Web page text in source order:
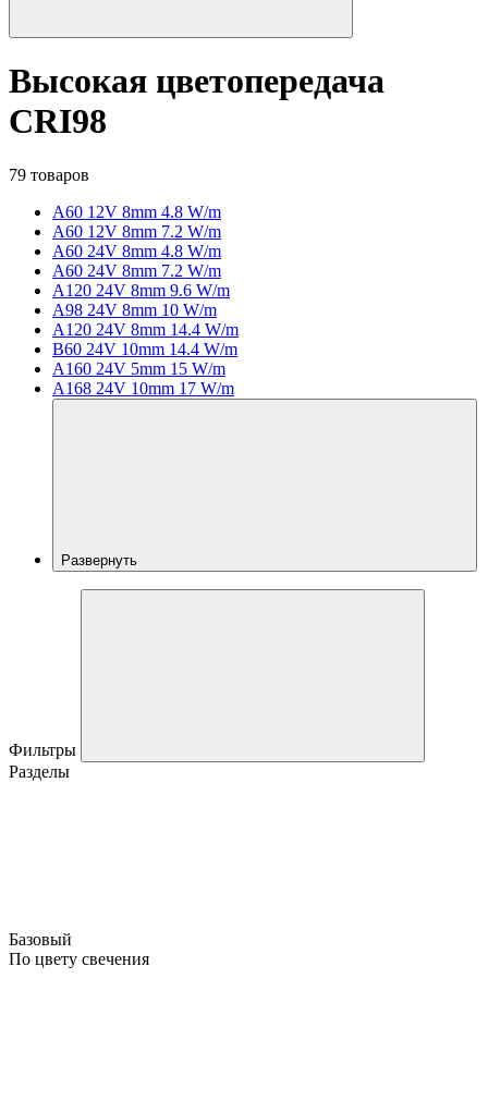
Высокая цветопередача
CRI98
79 товаров
A60 12V 8mm 4.8 W/m
A60 12V 8mm 7.2 W/m
A60 24V 8mm 4.8 W/m
A60 24V 8mm 7.2 W/m
A120 24V 8mm 9.6 W/m
A98 24V 8mm 10 W/m
A120 24V 8mm 14.4 W/m
B60 24V 10mm 14.4 W/m
A160 24V 5mm 15 W/m
A168 24V 10mm 17 W/m
Развернуть
Фильтры
Разделы
Базовый
По цвету свечения